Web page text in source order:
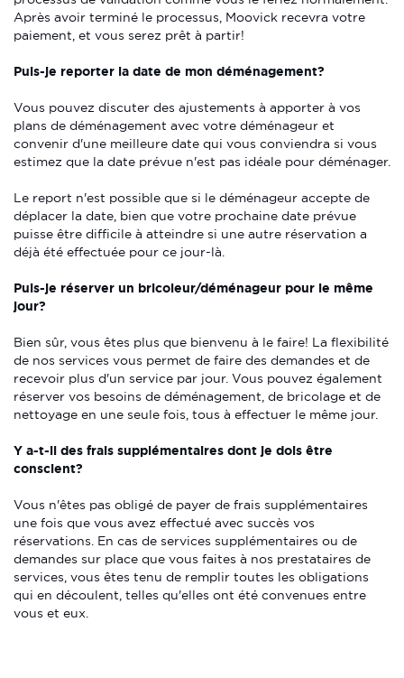
Après avoir terminé le processus, Moovick recevra votre
paiement, et vous serez prêt à partir!
Puis-je reporter la date de mon déménagement?
Vous pouvez discuter des ajustements à apporter à vos
plans de déménagement avec votre déménageur et
convenir d'une meilleure date qui vous conviendra si vous
estimez que la date prévue n'est pas idéale pour déménager.
Le report n'est possible que si le déménageur accepte de
déplacer la date, bien que votre prochaine date prévue
puisse être difficile à atteindre si une autre réservation a
déjà été effectuée pour ce jour-là.
Puis-je réserver un bricoleur/déménageur pour le même
jour?
Bien sûr, vous êtes plus que bienvenu à le faire! La flexibilité
de nos services vous permet de faire des demandes et de
recevoir plus d'un service par jour. Vous pouvez également
réserver vos besoins de déménagement, de bricolage et de
nettoyage en une seule fois, tous à effectuer le même jour.
Y a-t-il des frais supplémentaires dont je dois être
conscient?
Vous n'êtes pas obligé de payer de frais supplémentaires
une fois que vous avez effectué avec succès vos
réservations. En cas de services supplémentaires ou de
demandes sur place que vous faites à nos prestataires de
services, vous êtes tenu de remplir toutes les obligations
qui en découlent, telles qu'elles ont été convenues entre
vous et eux.